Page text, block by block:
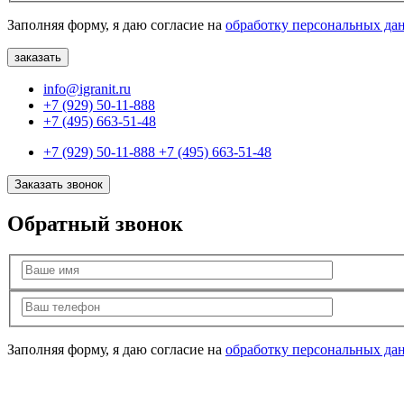
Заполняя форму, я даю согласие на обработку персональных
info@igranit.ru
+7 (929) 50-11-888
+7 (495) 663-51-48
+7 (929) 50-11-888 +7 (495) 663-51-48
Заказать звонок
Обратный звонок
Заполняя форму, я даю согласие на обработку персональных